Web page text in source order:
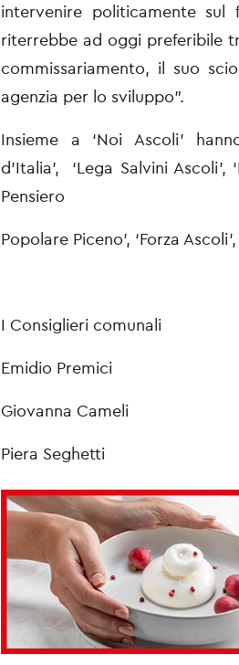
intervenire politicamente
riterrebbe ad oggi preferibile
commissariamento, il suo
agenzia per lo sviluppo”.
Insieme a ‘Noi Ascoli’
d’Italia’, ‘Lega Salvini Ascoli’,
Pensiero
Popolare Piceno’, ‘Forza
I Consiglieri comunali
Emidio Premici
Giovanna Cameli
Piera Seghetti